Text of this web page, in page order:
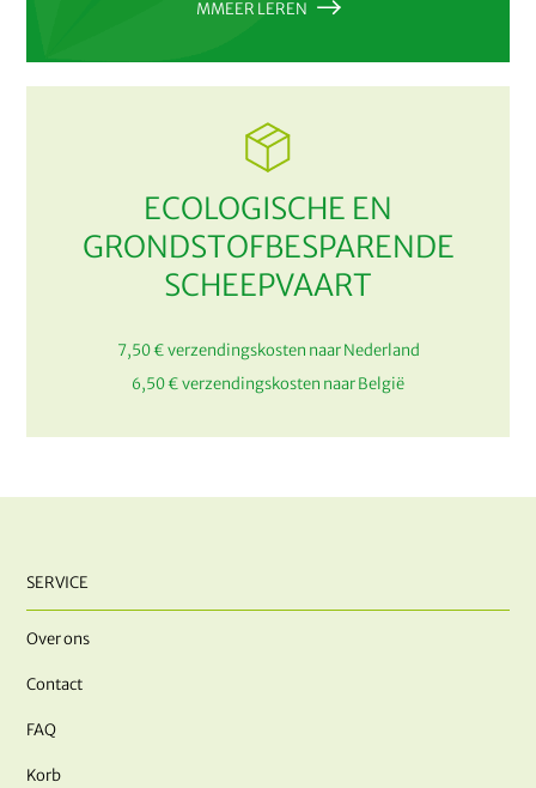
MMEER LEREN
ECOLOGISCHE EN
GRONDSTOFBESPARENDE
SCHEEPVAART
7,50 € verzendingskosten naar Nederland
6,50 € verzendingskosten naar België
SERVICE
Over ons
Contact
FAQ
Korb